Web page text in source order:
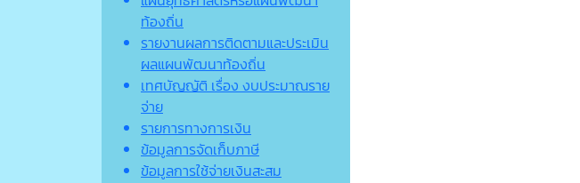
ท้องถิ่น
รายงานผลการติดตามและประเมิน
ผลแผนพัฒนาท้องถิ่น
เทศบัญญัติ เรื่อง งบประมาณราย
จ่าย
รายการทางการเงิน
ข้อมูลการจัดเก็บภาษี
ข้อมูลการใช้จ่ายเงินสะสม